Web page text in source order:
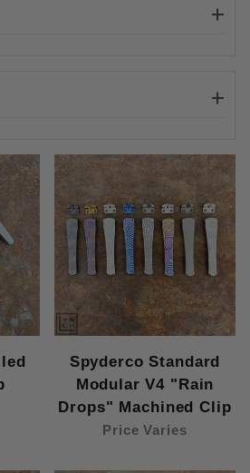
Spyderco Standard
Modular V4 "Rain
Drops" Machined Clip
Price Varies
Co. (6)